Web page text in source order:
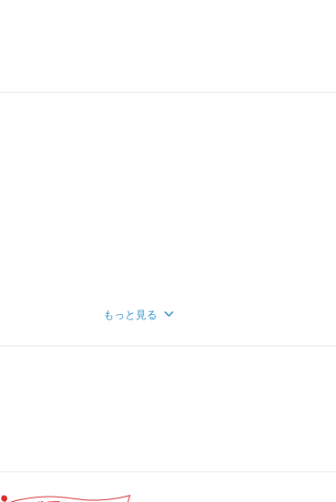
合わせて
さい！
もっと見る